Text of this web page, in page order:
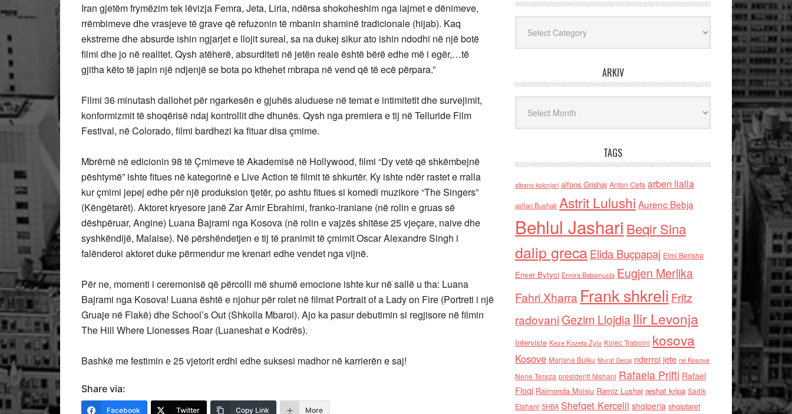
Iran gjetëm frymëzim tek lëvizja Femra, Jeta, Liria, ndërsa shokoheshim nga lajmet e dënimeve,
rrëmbimeve dhe vrasjeve të grave që refuzonin të mbanin shaminë tradicionale (hijab). Kaq
ekstreme dhe absurde ishin ngjarjet e llojit sureal, sa na dukej sikur ato ishin ndodhi në një botë
filmi dhe jo në realitet. Qysh atëherë, absurditeti në jetën reale është bërë edhe më i egër,…të
gjitha këto të japin një ndjenjë se bota po kthehet mbrapa në vend që të ecë përpara.”
Filmi 36 minutash dallohet për ngarkesën e gjuhës aluduese në temat e intimitetit dhe survejimit,
konformizmit të shoqërisë ndaj kontrollit dhe dhunës. Qysh nga premiera e tij në Telluride Film
Festival, në Colorado, filmi bardhezi ka fituar disa çmime.
Mbrëmë në edicionin 98 të Çmimeve të Akademisë në Hollywood, filmi “Dy vetë që shkëmbejnë
pështymë” ishte fitues në kategorinë e Live Action të filmit të shkurtër. Ky ishte ndër rastet e rralla
kur çmimi jepej edhe për një produksion tjetër, po ashtu fitues si komedi muzikore “The Singers”
(Këngëtarët). Aktoret kryesore janë Zar Amir Ebrahimi, franko-iraniane (në rolin e gruas së
dëshpëruar, Angine) Luana Bajrami nga Kosova (në rolin e vajzës shitëse 25 vjeçare, naive dhe
syshkëndijë, Malaise). Në përshëndetjen e tij të pranimit të çmimit Oscar Alexandre Singh i
falënderoi aktoret duke përmendur me krenari edhe vendet nga vijnë.
Për ne, momenti i ceremonisë që përcolli më shumë emocione ishte kur në sallë u tha: Luana
Bajrami nga Kosova! Luana është e njohur për rolet në filmat Portrait of a Lady on Fire (Portreti i një
Gruaje në Flakë) dhe School’s Out (Shkolla Mbaroi). Ajo ka pasur debutimin si regjisore në filmin
The Hill Where Lionesses Roar (Luaneshat e Kodrës).
Bashkë me festimin e 25 vjetorit erdhi edhe suksesi madhor në karrierën e saj!
Share via:
Facebook Twitter Copy Link More
ARKIV
TAGS
albano kolonjari alfons Grishaj Anton Cefa arben llalla
asllan Bushati Astrit Lulushi Aurenc Bebja
Behlul Jashari Beqir Sina
dalip grecaElida Buçpapaj Elmi Berisha
Enver Bytyci Ermira Babamusta Eugjen Merlika
Fahri Xharra Frank shkreli Fritz
radovaniGezim Llojdia Ilir Levonja
Interviste Keze Kozeta Zylo Kolec Traboini kosova
Kosove Marjana Bulku Murat Gecaj nderroi jete ne Kosove
Nene Tereza presidenti Nishani Rafaela Prifti Rafael
Floqi Raimonda Moisiu Ramiz Lushaj reshat kripa Sadik
Elshani SHBA Shefqet Kercelli shqiperia shqiptaret